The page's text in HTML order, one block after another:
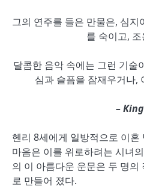
그의 연주를 들은 만물은, 심지
를 숙이고,
달콤한 음악 속에는 그런 기술
심과 슬픔을 잠재우거나,
–
헨리 8세에게 일방적으로 이
마음은 이를 위로하려는 시녀
의 이 아름다운 운문은 두 명
로 만들어 졌다.